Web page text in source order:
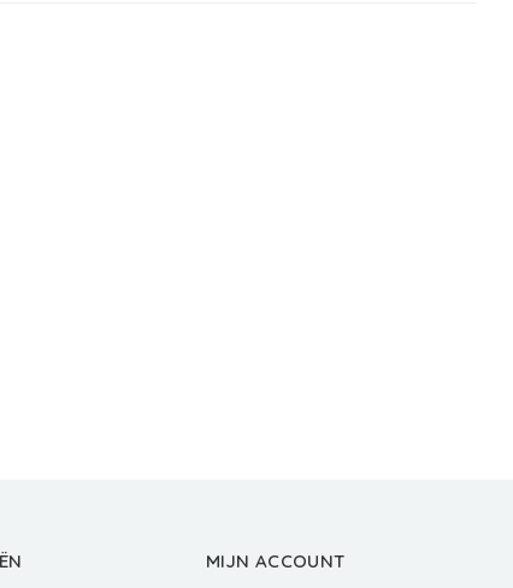
MIJN ACCOUNT